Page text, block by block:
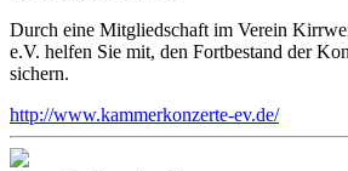
Durch eine Mitgliedschaft im Verein
e.V. helfen Sie mit, den Fortbestand der
sichern.
http://www.kammerkonzerte-ev.de/